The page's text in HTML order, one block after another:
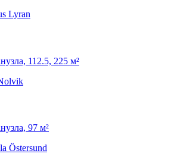
112.5, 225 м²
97 м²